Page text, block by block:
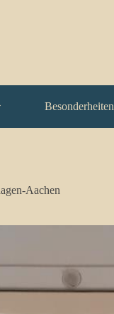
Besonderheiten
Aachen